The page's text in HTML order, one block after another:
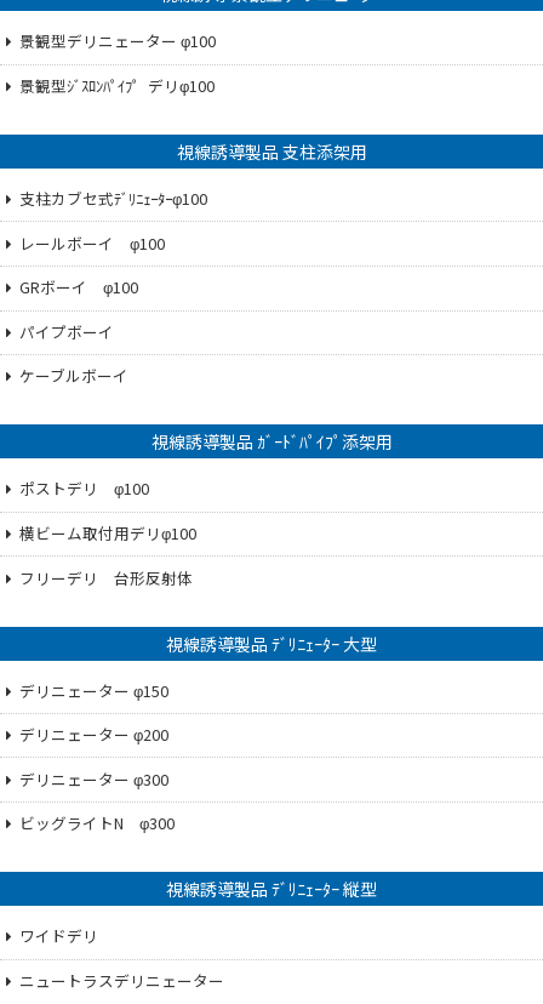
景観型デリニェーター φ100
景観型ｼﾞｽﾛﾝﾊﾟｲﾌ゜デリφ100
視線誘導製品 支柱添架用
支柱カブセ式ﾃﾞﾘﾆｪｰﾀｰφ100
レールボーイ φ100
GRボーイ φ100
パイプボーイ
ケーブルボーイ
視線誘導製品 ｶﾞｰﾄﾞﾊﾟｲﾌﾟ添架用
ポストデリ φ100
横ビーム取付用デリφ100
フリーデリ 台形反射体
視線誘導製品 ﾃﾞﾘﾆｪｰﾀｰ 大型
デリニェーター φ150
デリニェーター φ200
デリニェーター φ300
ビッグライトN φ300
視線誘導製品 ﾃﾞﾘﾆｪｰﾀｰ 縦型
ワイドデリ
ニュートラスデリニェーター